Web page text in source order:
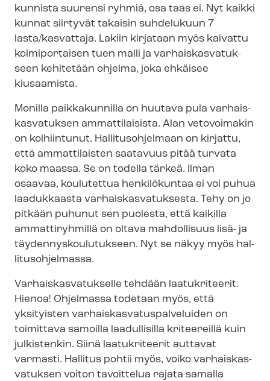
kunnista suurensi ryhmiä, osa taas ei. Nyt kaikki
kunnat siirtyvät takaisin suhdelukuun 7
lasta/kasvattaja. Lakiin kirjataan myös kaivattu
kolmiportaisen tuen malli ja var­hais­kas­va­tuk­
seen kehitetään ohjelma, joka ehkäisee
kiusaamista.
Monilla paikkakunnilla on huutava pula var­hais­
kas­va­tuk­sen ammattilaisista. Alan vetovoimakin
on kolhiintunut. Hallitusohjelmaan on kirjattu,
että ammattilaisten saatavuus pitää turvata
koko maassa. Se on todella tärkeä. Ilman
osaavaa, koulutettua henkilökuntaa ei voi puhua
laadukkaasta var­hais­kas­va­tuk­ses­ta. Tehy on jo
pitkään puhunut sen puolesta, että kaikilla
ammattiryhmillä on oltava mahdollisuus lisä- ja
täy­den­nys­kou­lu­tuk­seen. Nyt se näkyy myös hal­
li­tus­oh­jel­mas­sa.
Var­hais­kas­va­tuk­sel­le tehdään laatukriteerit.
Hienoa! Ohjelmassa todetaan myös, että
yksityisten var­hais­kas­va­tus­pal­ve­lui­den on
toimittava samoilla laadullisilla kriteereillä kuin
julkistenkin. Siinä laatukriteerit auttavat
varmasti. Hallitus pohtii myös, voiko var­hais­kas­
va­tuk­sen voiton tavoittelua rajata samalla